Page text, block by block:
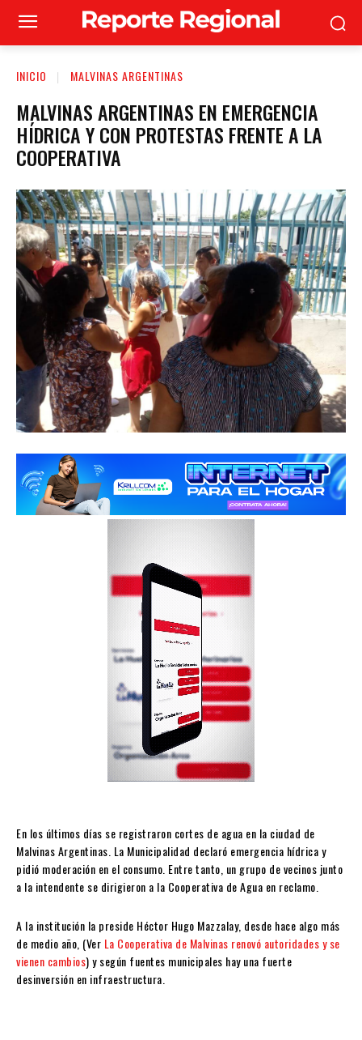
INICIO MALVINAS ARGENTINAS
MALVINAS ARGENTINAS EN EMERGENCIA
HÍDRICA Y CON PROTESTAS FRENTE A LA
COOPERATIVA
En los últimos días se registraron cortes de agua en la ciudad de
Malvinas Argentinas. La Municipalidad declaró emergencia hídrica y
pidió moderación en el consumo. Entre tanto, un grupo de vecinos junto
a la intendente se dirigieron a la Cooperativa de Agua en reclamo.
A la institución la preside Héctor Hugo Mazzalay, desde hace algo más
de medio año, (Ver La Cooperativa de Malvinas renovó autoridades y se
vienen cambios) y según fuentes municipales hay una fuerte
desinversión en infraestructura.